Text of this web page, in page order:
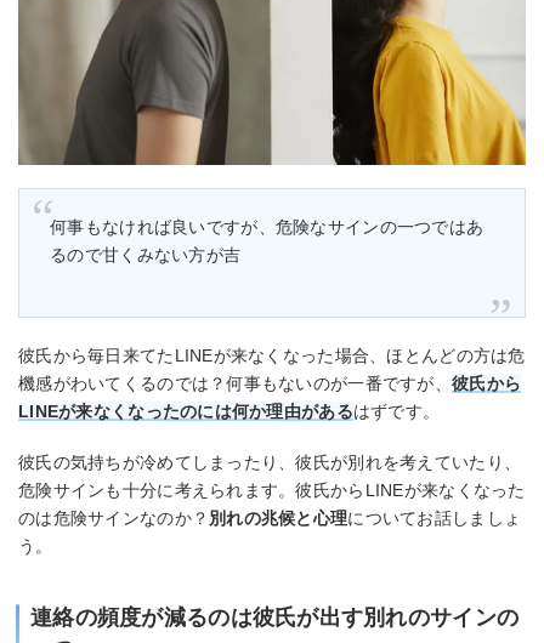
何事もなければ良いですが、危険なサインの一つではあ
るので甘くみない方が吉
彼氏から毎日来てたLINEが来なくなった場合、ほとんどの方は危
機感がわいてくるのでは？何事もないのが一番ですが、 彼氏から
LINEが来なくなったのには何か理由があるはずです。
彼氏の気持ちが冷めてしまったり、彼氏が別れを考えていたり、
危険サインも十分に考えられます。彼氏からLINEが来なくなった
のは危険サインなのか？ 別れの兆候と心理についてお話しましょ
う。
連絡の頻度が減るのは彼氏が出す別れのサインの